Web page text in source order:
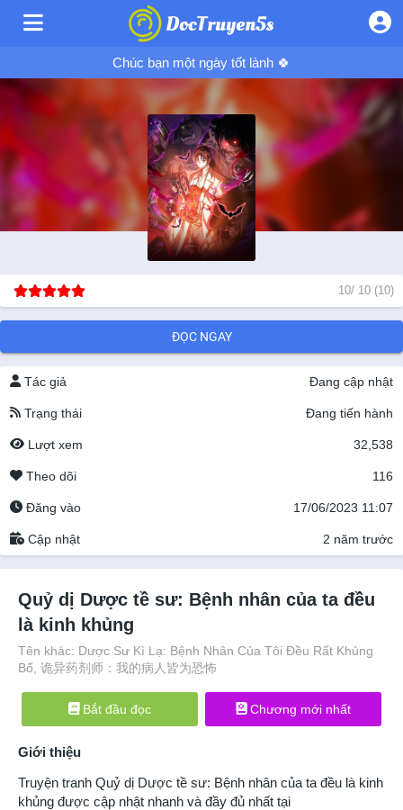
Chúc bạn một ngày tốt lành 🍀
10/ 10 (10)
ĐỌC NGAY
Tác giả Đang cập nhật
Trạng thái Đang tiến hành
Lượt xem 32,538
Theo dõi 116
Đăng vào 17/06/2023 11:07
Cập nhật 2 năm trước
Quỷ dị Dược tề sư: Bệnh nhân của ta đều
là kinh khủng
Tên khác: Dược Sư Kì Lạ: Bệnh Nhân Của Tôi Đều Rất Khủng
Bố, 诡异药剂师：我的病人皆为恐怖
Bắt đầu đọc Chương mới nhất
Giới thiệu
Truyện tranh Quỷ dị Dược tề sư: Bệnh nhân của ta đều là kinh
khủng được cập nhật nhanh và đầy đủ nhất tại